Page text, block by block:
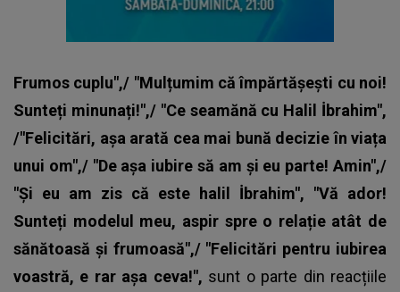
Frumos cuplu",/ "Mulțumim că împărtășești cu noi!
Sunteți minunați!",/ "Ce seamănă cu Halil İbrahim",
/"Felicitări, așa arată cea mai bună decizie în viața
unui om",/ "De așa iubire să am și eu parte! Amin",/
"Și eu am zis că este halil İbrahim", "Vă ador!
Sunteți modelul meu, aspir spre o relație atât de
sănătoasă și frumoasă",/ "Felicitări pentru iubirea
voastră, e rar așa ceva!", sunt o parte din reacțiile